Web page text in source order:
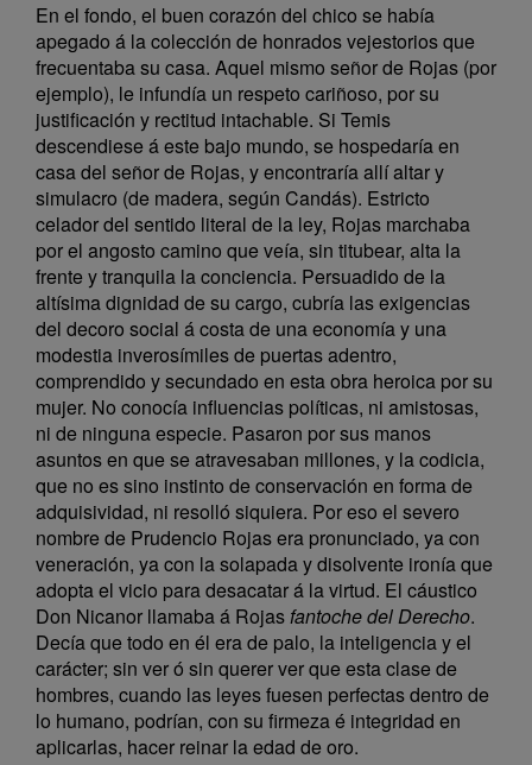
En el fondo, el buen corazón del chico se había
apegado á la colección de honrados vejestorios que
frecuentaba su casa. Aquel mismo señor de Rojas (por
ejemplo), le infundía un respeto cariñoso, por su
justificación y rectitud intachable. Si Temis
descendiese á este bajo mundo, se hospedaría en
casa del señor de Rojas, y encontraría allí altar y
simulacro (de madera, según Candás). Estricto
celador del sentido literal de la ley, Rojas marchaba
por el angosto camino que veía, sin titubear, alta la
frente y tranquila la conciencia. Persuadido de la
altísima dignidad de su cargo, cubría las exigencias
del decoro social á costa de una economía y una
modestia inverosímiles de puertas adentro,
comprendido y secundado en esta obra heroica por su
mujer. No conocía influencias políticas, ni amistosas,
ni de ninguna especie. Pasaron por sus manos
asuntos en que se atravesaban millones, y la codicia,
que no es sino instinto de conservación en forma de
adquisividad, ni resolló siquiera. Por eso el severo
nombre de Prudencio Rojas era pronunciado, ya con
veneración, ya con la solapada y disolvente ironía que
adopta el vicio para desacatar á la virtud. El cáustico
Don Nicanor llamaba á Rojasfantoche del Derecho.
Decía que todo en él era de palo, la inteligencia y el
carácter; sin ver ó sin querer ver que esta clase de
hombres, cuando las leyes fuesen perfectas dentro de
lo humano, podrían, con su firmeza é integridad en
aplicarlas, hacer reinar la edad de oro.